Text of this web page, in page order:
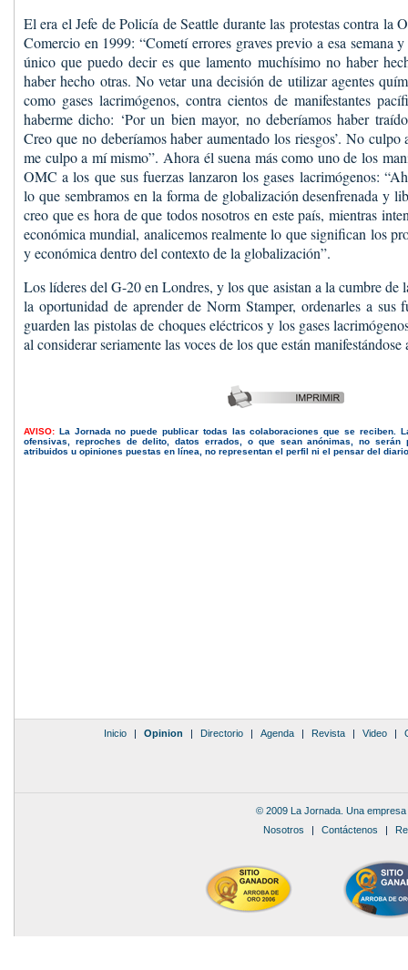
El era el Jefe de Policía de Seattle durante las protestas contra la
Comercio en 1999: “Cometí errores graves previo a esa semana
único que puedo decir es que lamento muchísimo no haber
haber hecho otras. No vetar una decisión de utilizar agentes
como gases lacrimógenos, contra cientos de manifestantes
haberme dicho: ‘Por un bien mayor, no deberíamos haber
Creo que no deberíamos haber aumentado los riesgos’. No
me culpo a mí mismo”. Ahora él suena más como uno de los
OMC a los que sus fuerzas lanzaron los gases lacrimógenos:
lo que sembramos en la forma de globalización desenfrenada y
creo que es hora de que todos nosotros en este país, mientras
económica mundial, analicemos realmente lo que significan los
y económica dentro del contexto de la globalización”.
Los líderes del G-20 en Londres, y los que asistan a la cumbre de
la oportunidad de aprender de Norm Stamper, ordenarles a sus
guarden las pistolas de choques eléctricos y los gases
al considerar seriamente las voces de los que están manifestándose
AVISO: La Jornada no puede publicar todas las colaboraciones que se reciben.
ofensivas, reproches de delito, datos errados, o que sean anónimas, no serán
atribuidos u opiniones puestas en línea, no representan el perfil ni el pensar del
Inicio | Opinion | Directorio | Agenda | Revista | Video |
© 2009 La Jornada. Una
Nosotros | Contáctenos |